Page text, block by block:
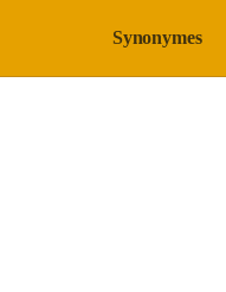
Synonymes